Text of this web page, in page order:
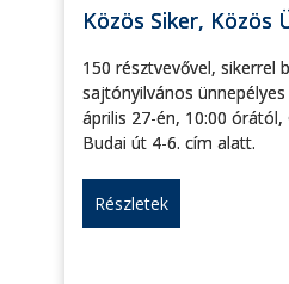
Közös Siker, Közös
150 résztvevővel,
sajtónyilvános
április 27-én, 10:00
Budai út 4-6. cím alatt.
Részletek